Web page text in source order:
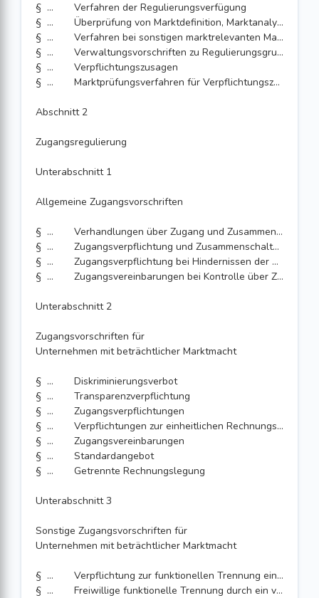
§ 14
Verfahren der Regulierungsverfügung
§ 15
Überprüfung von Marktdefinition, Marktanalyse und Regulierungsverfügung
§ 16
Verfahren bei sonstigen marktrelevanten Maßnahmen
§ 17
Verwaltungsvorschriften zu Regulierungsgrundsätzen und Anträge auf Auskunft über den Regulierungsrahmen für Netze mit sehr hoher Kapazität
§ 18
Verpflichtungszusagen
§ 19
Marktprüfungsverfahren für Verpflichtungszusagen
Abschnitt 2
Zugangsregulierung
Unterabschnitt 1
Allgemeine Zugangsvorschriften
§ 20
Verhandlungen über Zugang und Zusammenschaltung
§ 21
Zugangsverpflichtung und Zusammenschaltung bei Kontrolle über Zugang zu Endnutzern
§ 22
Zugangsverpflichtung bei Hindernissen der Replizierbarkeit
§ 23
Zugangsvereinbarungen bei Kontrolle über Zugang zu Endnutzern oder bei Hindernissen der Replizierbarkeit
Unterabschnitt 2
Zugangsvorschriften für
Unternehmen mit beträchtlicher Marktmacht
§ 24
Diskriminierungsverbot
§ 25
Transparenzverpflichtung
§ 26
Zugangsverpflichtungen
§ 27
Verpflichtungen zur einheitlichen Rechnungsstellung und Inkasso
§ 28
Zugangsvereinbarungen
§ 29
Standardangebot
§ 30
Getrennte Rechnungslegung
Unterabschnitt 3
Sonstige Zugangsvorschriften für
Unternehmen mit beträchtlicher Marktmacht
§ 31
Verpflichtung zur funktionellen Trennung eines vertikal integrierten Unternehmens
§ 32
Freiwillige funktionelle Trennung durch ein vertikal integriertes Unternehmen